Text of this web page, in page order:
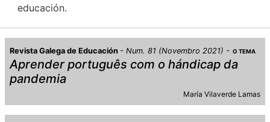
educación.
Revista Galega de Educación Num. 81 (Novembro 2021) O TEMA
Aprender português com o hándicap da
pandemia
María Vilaverde Lamas